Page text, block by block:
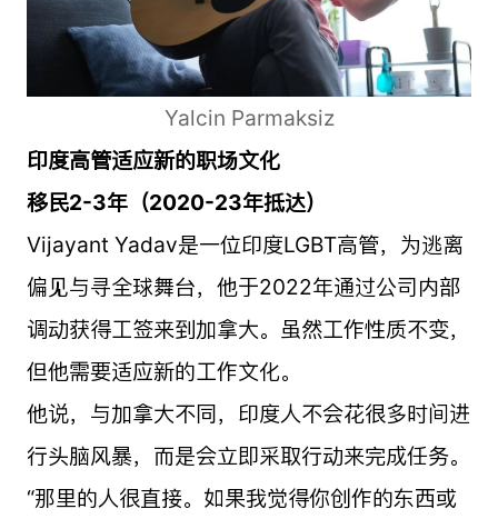
Yalcin Parmaksiz
印度高管适应新的职场文化
移民2-3年（2020-23年抵达）
Vijayant Yadav是一位印度LGBT高管，为逃离
偏见与寻全球舞台，他于2022年通过公司内部
调动获得工签来到加拿大。虽然工作性质不变，
但他需要适应新的工作文化。
他说，与加拿大不同，印度人不会花很多时间进
行头脑风暴，而是会立即采取行动来完成任务。
“那里的人很直接。如果我觉得你创作的东西或